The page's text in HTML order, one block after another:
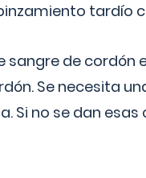
tardío
sangre de
Se necesita
Si no se dan